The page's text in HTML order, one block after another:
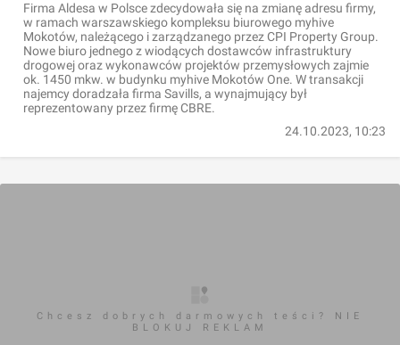
Firma Aldesa w Polsce zdecydowała się na zmianę adresu firmy,
w ramach warszawskiego kompleksu biurowego myhive
Mokotów, należącego i zarządzanego przez CPI Property Group.
Nowe biuro jednego z wiodących dostawców infrastruktury
drogowej oraz wykonawców projektów przemysłowych zajmie
ok. 1450 mkw. w budynku myhive Mokotów One. W transakcji
najemcy doradzała firma Savills, a wynajmujący był
reprezentowany przez firmę CBRE.
24.10.2023, 10:23
Chcesz dobrych darmowych teści? NIE
BLOKUJ REKLAM